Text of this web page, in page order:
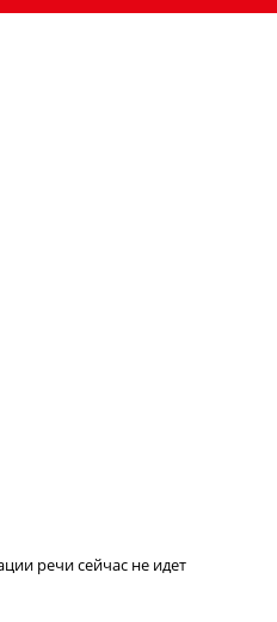
речи сейчас не идет